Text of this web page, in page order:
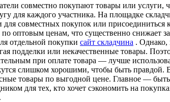
совместно покупают товары или услуги,
для каждого участника. На площадке
для совместных покупок или
ценам, что существенно снижает
отдельной покупки сайт складчина . Однако,
подделки или некачественные товары.
при оплате товара — лучше
слишком хорошими, чтобы быть
товары по выгодной цене. Главное —
для тех, кто хочет сэкономить на